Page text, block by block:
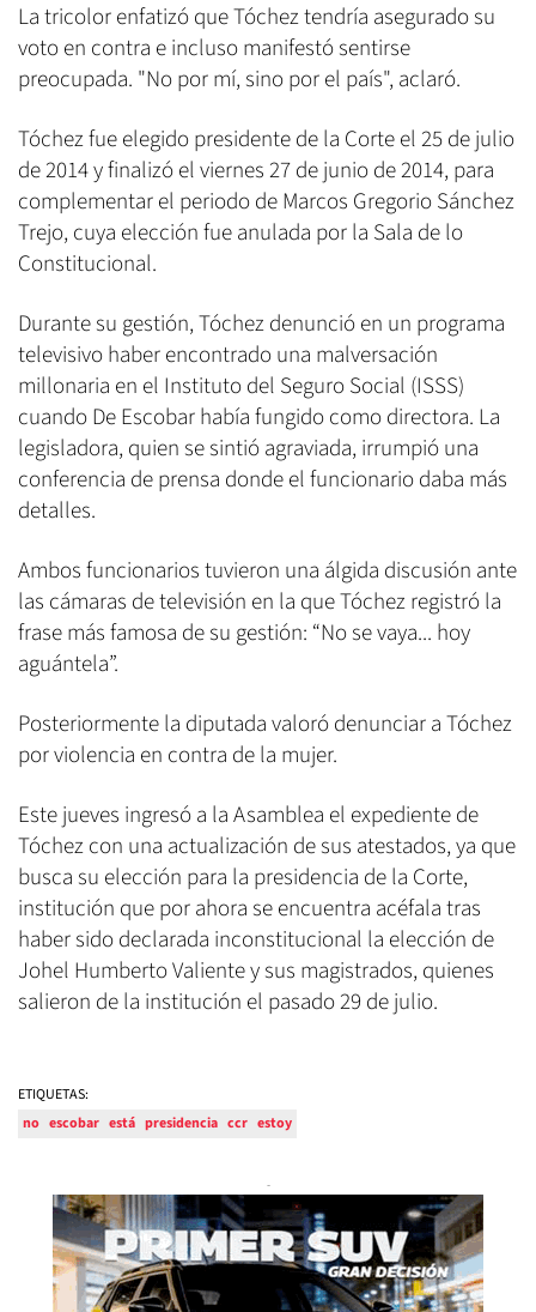
La tricolor enfatizó que Tóchez tendría asegurado su
voto en contra e incluso manifestó sentirse
preocupada. "No por mí, sino por el país", aclaró.
Tóchez fue elegido presidente de la Corte el 25 de julio
de 2014 y finalizó el viernes 27 de junio de 2014, para
complementar el periodo de Marcos Gregorio Sánchez
Trejo, cuya elección fue anulada por la Sala de lo
Constitucional.
Durante su gestión, Tóchez denunció en un programa
televisivo haber encontrado una malversación
millonaria en el Instituto del Seguro Social (ISSS)
cuando De Escobar había fungido como directora. La
legisladora, quien se sintió agraviada, irrumpió una
conferencia de prensa donde el funcionario daba más
detalles.
Ambos funcionarios tuvieron una álgida discusión ante
las cámaras de televisión en la que Tóchez registró la
frase más famosa de su gestión: “No se vaya... hoy
aguántela”.
Posteriormente la diputada valoró denunciar a Tóchez
por violencia en contra de la mujer.
Este jueves ingresó a la Asamblea el expediente de
Tóchez con una actualización de sus atestados, ya que
busca su elección para la presidencia de la Corte,
institución que por ahora se encuentra acéfala tras
haber sido declarada inconstitucional la elección de
Johel Humberto Valiente y sus magistrados, quienes
salieron de la institución el pasado 29 de julio.
ETIQUETAS:
no escobar está presidencia ccr estoy